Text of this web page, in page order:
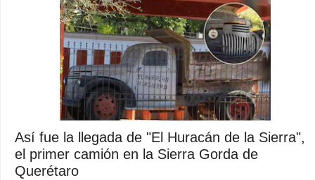
Así fue la llegada de "El Huracán de la Sierra",
el primer camión en la Sierra Gorda de
Querétaro